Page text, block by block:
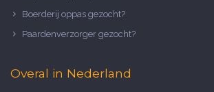
Boerderij oppas gezocht?
Paardenverzorger gezocht?
Overal in Nederland